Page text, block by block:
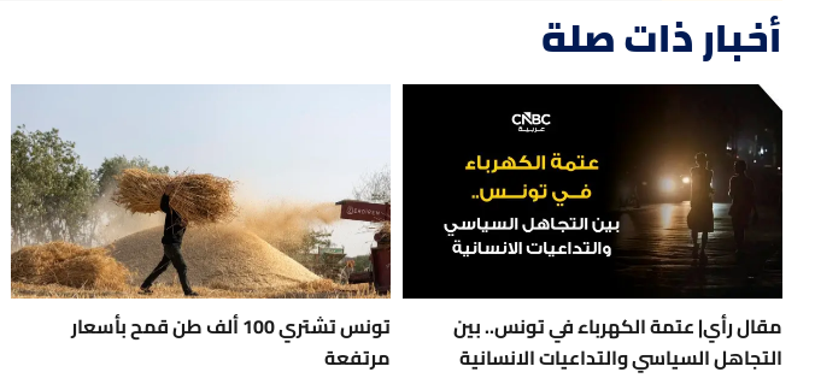
أخبار ذات صلة
مقال رأي| عتمة الكهرباء في تونس.. بين
التجاهل السياسي والتداعيات الانسانية
تونس تشتري 100 ألف طن قمح بأسعار
مرتفعة